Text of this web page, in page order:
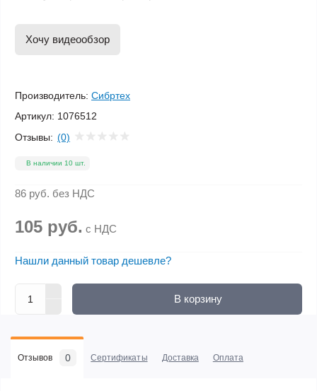
Хочу видеообзор
Производитель: Сибртех
Артикул: 1076512
Отзывы: (0)
В наличии 10 шт.
86 руб. без НДС
105 руб. с НДС
Нашли данный товар дешевле?
В корзину
Отзывов 0 Сертификаты Доставка Оплата